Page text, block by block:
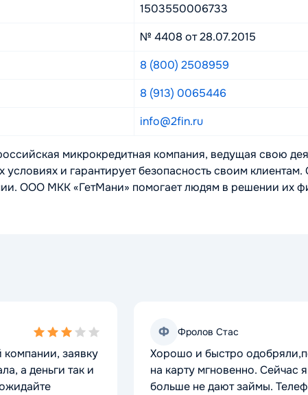
1503550006733
№ 4408 от 28.07.2015
8 (800) 2508959
8 (913) 0065446
info@2fin.ru
микрокредитная компания, ведущая свою
условиях и гарантирует безопасность своим
ООО МКК «ГетМани» помогает людям в решении их
3,0
rating
компании, заявку
а деньги так и
Ф Фролов Стас
Хорошо и быстро
на карту мгновенно. Сейчас
больше не дают займы.